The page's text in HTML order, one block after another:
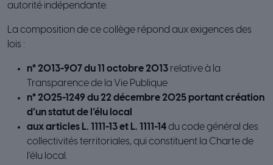
autorité indépendante.
La composition de ce collège répond aux exigences des
lois :
n° 2013-907 du 11 octobre 2013 relative à la
Transparence de la Vie Publique
n° 2025-1249 du 22 décembre 2025 portant création
d’un statut de l’élu local
aux articles L. 1111-13 et L. 1111-14du code général des
collectivités territoriales, qui constituent la Charte de
l’élu local.